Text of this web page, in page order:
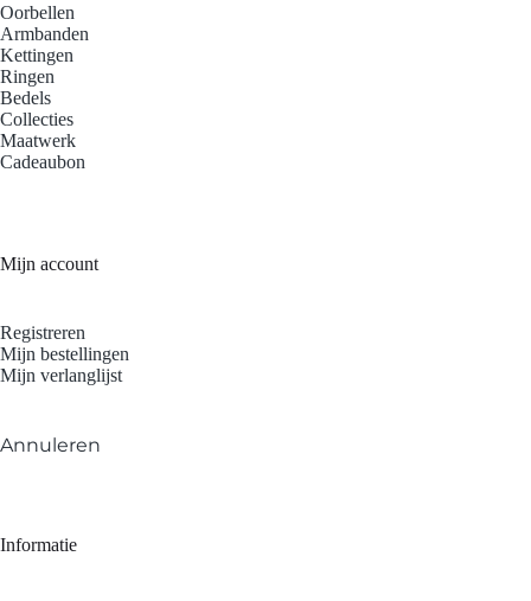
Oorbellen
Armbanden
Kettingen
Ringen
Bedels
Collecties
Maatwerk
Cadeaubon
Mijn account
Registreren
Mijn bestellingen
Mijn verlanglijst
Annuleren
Informatie